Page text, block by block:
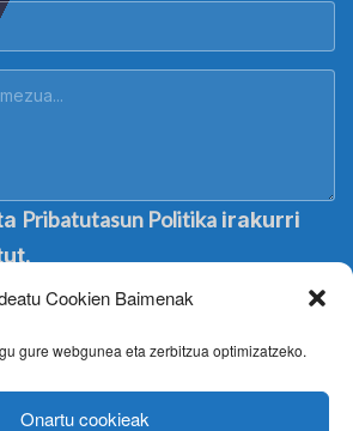
Cookien Baimenak
gure webgunea eta zerbitzua optimizatzeko.
Onartu cookieak
Pribatutasun Politika irakurri